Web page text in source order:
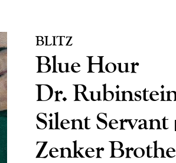
BLITZ
Blue Hour
Dr.
Silent Servant
Zenker